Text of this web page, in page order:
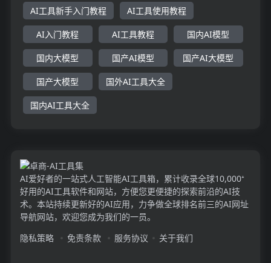
AI工具新手入门教程 AI工具使用教程
AI入门教程 AI工具教程 国内AI模型
国内大模型 国产AI模型 国产AI大模型
国产大模型 国外AI工具大全
国内AI工具大全
AI爱好者的一站式人工智能AI工具箱，累计收录全球10,000⁺
好用的AI工具软件和网站，方便您更便捷的探索前沿的AI技
术。本站持续更新好的AI应用，力争做全球排名前三的AI网址
导航网站，欢迎您成为我们的一员。
隐私策略
免责条款 服务协议 关于我们